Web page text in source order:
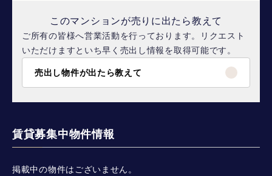
このマンションが売りに出たら教えて
ご所有の皆様へ営業活動を行っております。リクエスト
いただけますといち早く売出し情報を取得可能です。
売出し物件が出たら教えて
賃貸募集中物件情報
掲載中の物件はございません。